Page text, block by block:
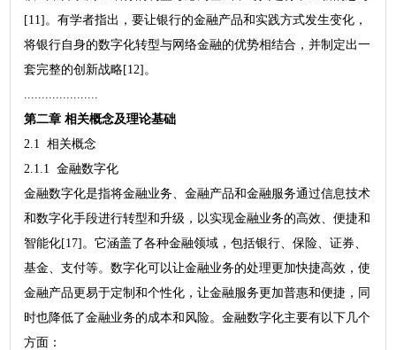
[11]。有学者指出，要让银行的金融产品和实践方式发生变化，
将银行自身的数字化转型与网络金融的优势相结合，并制定出一
套完整的创新战略[12]。
第二章 相关概念及理论基础
2.1 相关概念
2.1.1 金融数字化
金融数字化是指将金融业务、金融产品和金融服务通过信息技术
和数字化手段进行转型和升级，以实现金融业务的高效、便捷和
智能化[17]。它涵盖了各种金融领域，包括银行、保险、证券、
基金、支付等。数字化可以让金融业务的处理更加快捷高效，使
金融产品更易于定制和个性化，让金融服务更加普惠和便捷，同
时也降低了金融业务的成本和风险。金融数字化主要有以下几个
方面：